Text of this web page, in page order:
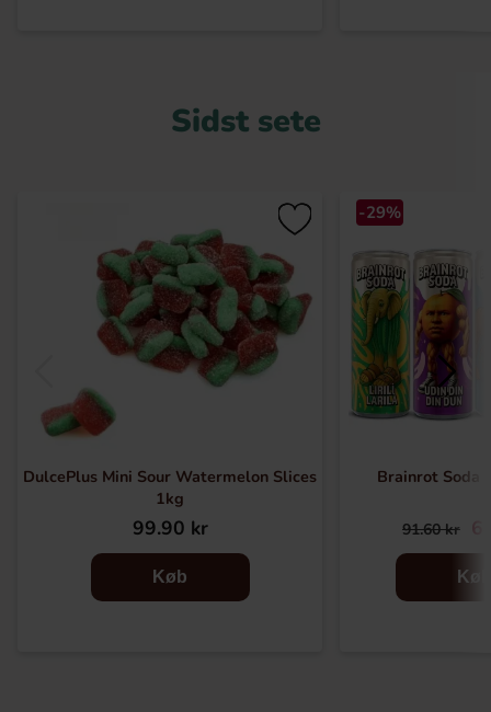
Sidst sete
DulcePlus Mini Sour Watermelon Slices
1kg
99.90 kr
Køb
-29%
Brainrot Soda
91.60 kr
Køb